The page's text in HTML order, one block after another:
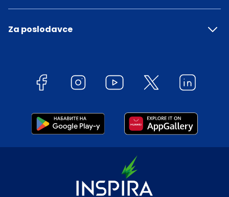
Za poslodavce